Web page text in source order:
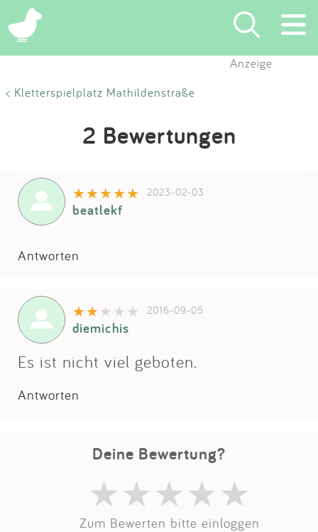
Suchen
Eintragen
Impressum
Anmelden
Anzeige
< Kletterspielplatz Mathildenstraße
2 Bewertungen
2023-02-03
beatlekf
Antworten
2016-09-05
diemichis
Es ist nicht viel geboten.
Antworten
Deine Bewertung?
Zum Bewerten bitte einloggen